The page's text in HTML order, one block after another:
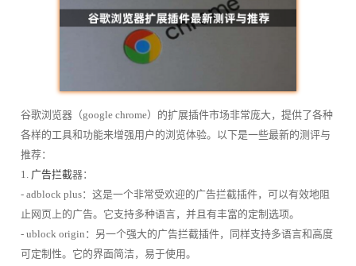
谷歌浏览器（google chrome）的扩展插件市场非常庞大，提供了各种
各样的工具和功能来增强用户的浏览体验。以下是一些最新的测评与
推荐：
1. 广告拦截器：
- adblock plus：这是一个非常受欢迎的广告拦截插件，可以有效地阻
止网页上的广告。它支持多种语言，并且有丰富的定制选项。
- ublock origin：另一个强大的广告拦截插件，同样支持多语言和高度
可定制性。它的界面简洁，易于使用。